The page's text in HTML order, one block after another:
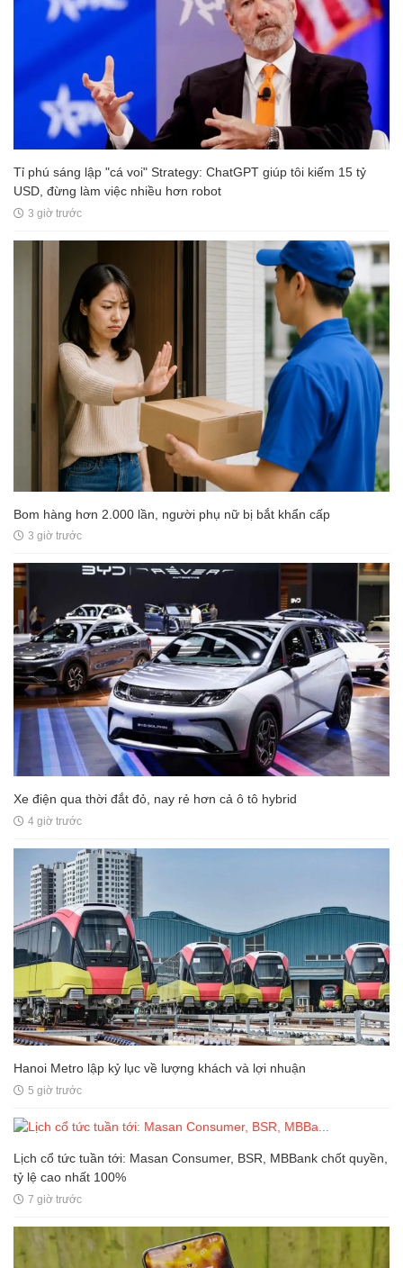
Tỉ phú sáng lập "cá voi" Strategy: ChatGPT giúp tôi kiếm 15 tỷ
USD, đừng làm việc nhiều hơn robot
3 giờ trước
Bom hàng hơn 2.000 lần, người phụ nữ bị bắt khẩn cấp
3 giờ trước
Xe điện qua thời đắt đỏ, nay rẻ hơn cả ô tô hybrid
4 giờ trước
Hanoi Metro lập kỷ lục về lượng khách và lợi nhuận
5 giờ trước
Lịch cổ tức tuần tới: Masan Consumer, BSR, MBBank chốt quyền,
tỷ lệ cao nhất 100%
7 giờ trước